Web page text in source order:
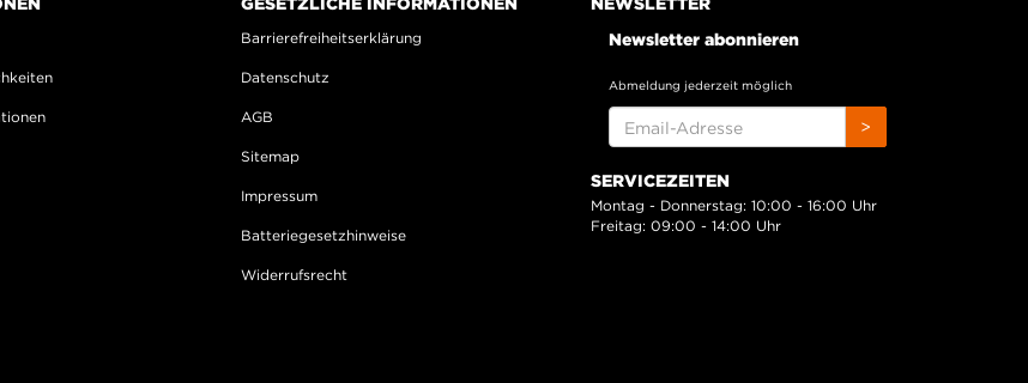
Barrierefreiheitserklärung
Datenschutz
AGB
Sitemap
Impressum
Batteriegesetzhinweise
Widerrufsrecht
Newsletter abonnieren
Abmeldung jederzeit möglich
ADRESSE
>
SERVICEZEITEN
Montag - Donnerstag: 10:00 - 16:00 Uhr
Freitag: 09:00 - 14:00 Uhr